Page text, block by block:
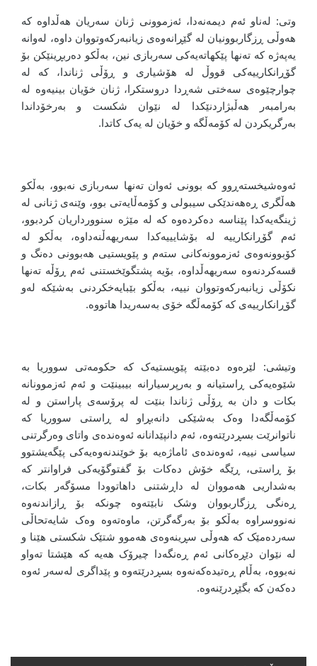
وتی: لەناو ئەم دیمەنەدا، ئەزموونی ژنان سەریان هەڵداوە کە
هەوڵی ڕزگاربوونیان لە گێڕانەوەی زیانبەرکەوتووان داوە، لەوانە
یەپەژە کە تەنها پێکهاتەیەکی سەربازی نین، بەڵکو دەربڕینێکن بۆ
گۆڕانکارییەکی قووڵ لە هۆشیاری و ڕۆڵی ژناندا، کە لە
چوارچێوەی سەختی شەڕدا دروستکرا، ژنان خۆیان بینیەوە لە
بەرامبەر هەڵبژاردنێکدا لە نێوان شکست و بەرخۆداندا
بەرگریکردن لە کۆمەڵگە و خۆیان لە یەک کاتدا.
ئەوەشیخستەڕوو کە بوونی ئەوان تەنها سەربازی نەبوو، بەڵکو
هەڵگری ڕەهەندێکی سیبولی و کۆمەڵایەتی بوو، وێنەی ژنانی لە
ژینگەیەکدا پێناسە دەکردەوە کە لە مێژە سنوورداریان کردبوو،
ئەم گۆڕانکارییە لە بۆشایییەکدا سەریهەڵنەداوە، بەڵکو لە
کۆبوونەوەی ئەزموونەکانی ستەم و پێویستیی هەبوونی دەنگ و
قسەکردنەوە سەریهەڵداوە، بۆیە پشتگوێخستنی ئەم ڕۆڵە تەنها
نکۆڵی زیانبەرکەوتووان نییە، بەڵکو بێبایەخکردنی بەشێکە لەو
گۆڕانکارییەی کە کۆمەڵگە خۆی بەسەریدا هاتووە.
وتیشی: لێرەوە دەبێتە پێویستیەک کە حکومەتی سووریا بە
شێوەیەکی ڕاستیانە و بەرپرسیارانە بیبینێت و ئەم ئەزموونانە
بکات و دان بە ڕۆڵی ژناندا بنێت لە پرۆسەی پاراستن و لە
کۆمەڵگەدا وەک بەشێکی دانەبڕاو لە ڕاستی سووریا کە
ناتوانرێت بسڕدرێتەوە، ئەم دانپێدانانە ئەوەندەی واتای وەرگرتنی
سیاسی نییە، ئەوەندەی ئاماژەیە بۆ خوێندنەوەیەکی پێگەیشتوو
بۆ ڕاستی، ڕێگە خۆش دەکات بۆ گفتوگۆیەکی فراوانتر کە
بەشداریی هەمووان لە داڕشتنی داهاتوودا مسۆگەر بکات،
ڕەنگی ڕزگاربووان وشک نابێتەوە چونکە بۆ ڕازاندنەوە
نەنووسراوە بەڵکو بۆ بەرگەگرتن، ماوەتەوە وەک شایەتحاڵی
سەردەمێک کە هەوڵی سڕینەوەی هەموو شتێک شکستی هێنا و
لە نێوان دێڕەکانی ئەم ڕەنگەدا چیرۆک هەیە کە هێشتا تەواو
نەبووە، بەڵام ڕەتیدەکەنەوە بسڕدرێتەوە و پێداگری لەسەر ئەوە
دەکەن کە بگێڕدرێنەوە.